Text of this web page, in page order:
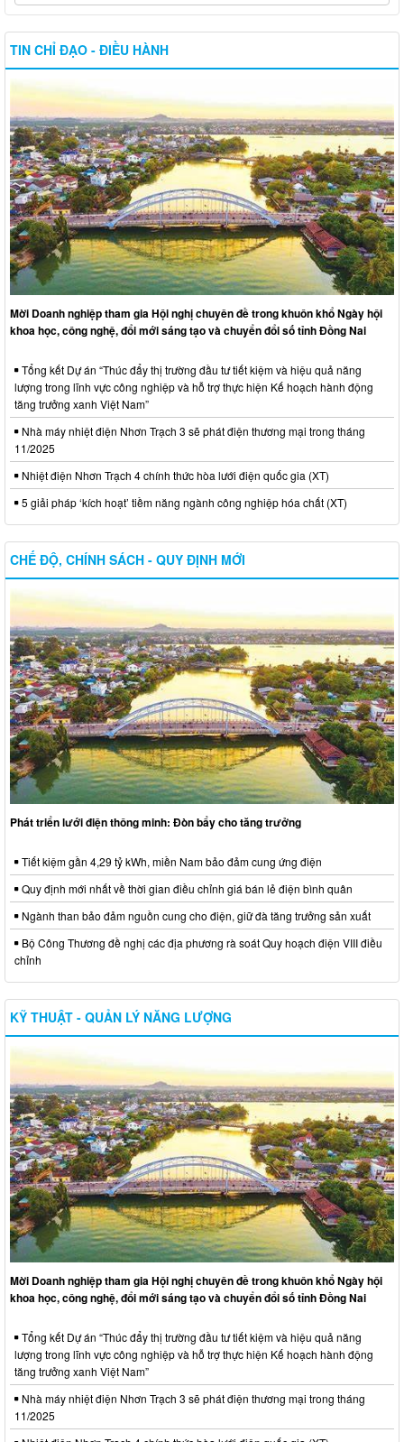
TIN CHỈ ĐẠO - ĐIỀU HÀNH
Mời Doanh nghiệp tham gia Hội nghị chuyên đề trong khuôn khổ Ngày hội
khoa học, công nghệ, đổi mới sáng tạo và chuyển đổi số tỉnh Đồng Nai
Tổng kết Dự án “Thúc đẩy thị trường đầu tư tiết kiệm và hiệu quả năng
lượng trong lĩnh vực công nghiệp và hỗ trợ thực hiện Kế hoạch hành động
tăng trưởng xanh Việt Nam”
Nhà máy nhiệt điện Nhơn Trạch 3 sẽ phát điện thương mại trong tháng
11/2025
Nhiệt điện Nhơn Trạch 4 chính thức hòa lưới điện quốc gia (XT)
5 giải pháp ‘kích hoạt’ tiềm năng ngành công nghiệp hóa chất (XT)
CHẾ ĐỘ, CHÍNH SÁCH - QUY ĐỊNH MỚI
Phát triển lưới điện thông minh: Đòn bẩy cho tăng trưởng
Tiết kiệm gần 4,29 tỷ kWh, miền Nam bảo đảm cung ứng điện
Quy định mới nhất về thời gian điều chỉnh giá bán lẻ điện bình quân
Ngành than bảo đảm nguồn cung cho điện, giữ đà tăng trưởng sản xuất
Bộ Công Thương đề nghị các địa phương rà soát Quy hoạch điện VIII điều
chỉnh
KỸ THUẬT - QUẢN LÝ NĂNG LƯỢNG
Mời Doanh nghiệp tham gia Hội nghị chuyên đề trong khuôn khổ Ngày hội
khoa học, công nghệ, đổi mới sáng tạo và chuyển đổi số tỉnh Đồng Nai
Tổng kết Dự án “Thúc đẩy thị trường đầu tư tiết kiệm và hiệu quả năng
lượng trong lĩnh vực công nghiệp và hỗ trợ thực hiện Kế hoạch hành động
tăng trưởng xanh Việt Nam”
Nhà máy nhiệt điện Nhơn Trạch 3 sẽ phát điện thương mại trong tháng
11/2025